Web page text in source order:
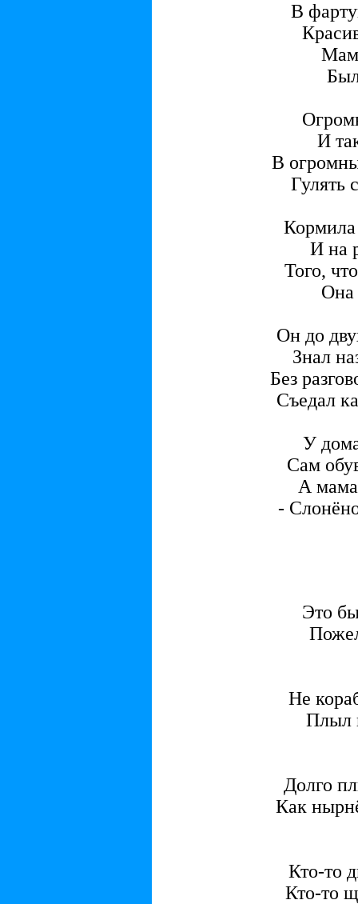
В
И
В
Гулять
И на
Того,
Она
Он до
Знал
Без
Съедал
У
Сам
А
-
Это
Не
Плыл
Долго
Как
Кто-то
Кто-то